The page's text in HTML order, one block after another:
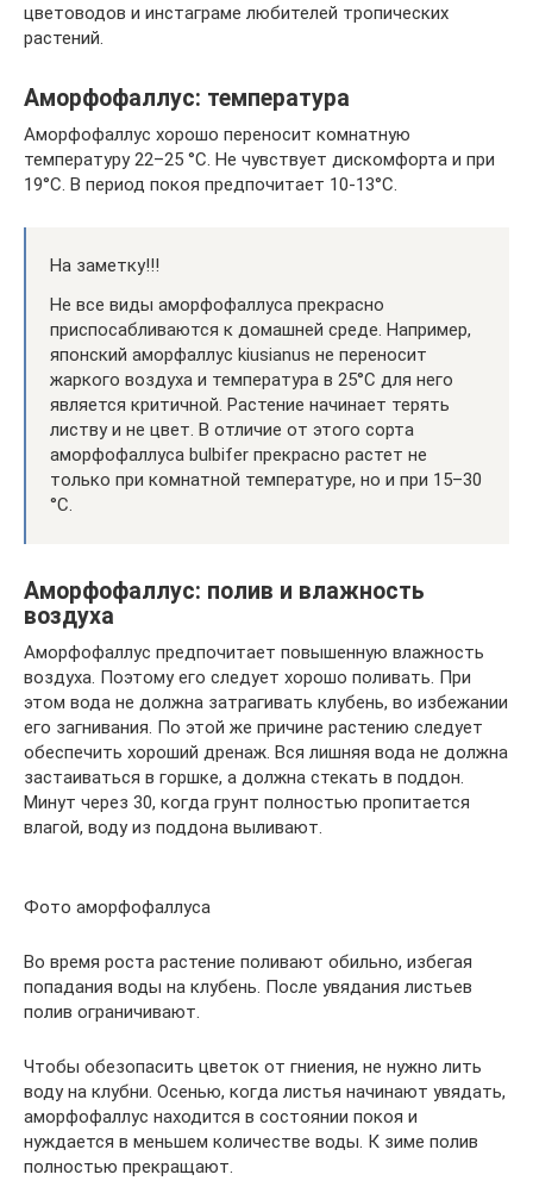
цветоводов и инстаграме любителей тропических
растений.
Аморфофаллус: температура
Аморфофаллус хорошо переносит комнатную
температуру 22–25 °C. Не чувствует дискомфорта и при
19°C. В период покоя предпочитает 10-13°C.
На заметку!!!
Не все виды аморфофаллуса прекрасно
приспосабливаются к домашней среде. Например,
японский аморфаллус kiusianus не переносит
жаркого воздуха и температура в 25°C для него
является критичной. Растение начинает терять
листву и не цвет. В отличие от этого сорта
аморфофаллуса bulbifer прекрасно растет не
только при комнатной температуре, но и при 15–30
°C.
Аморфофаллус: полив и влажность
воздуха
Аморфофаллус предпочитает повышенную влажность
воздуха. Поэтому его следует хорошо поливать. При
этом вода не должна затрагивать клубень, во избежании
его загнивания. По этой же причине растению следует
обеспечить хороший дренаж. Вся лишняя вода не должна
застаиваться в горшке, а должна стекать в поддон.
Минут через 30, когда грунт полностью пропитается
влагой, воду из поддона выливают.
Фото аморфофаллуса
Во время роста растение поливают обильно, избегая
попадания воды на клубень. После увядания листьев
полив ограничивают.
Чтобы обезопасить цветок от гниения, не нужно лить
воду на клубни. Осенью, когда листья начинают увядать,
аморфофаллус находится в состоянии покоя и
нуждается в меньшем количестве воды. К зиме полив
полностью прекращают.